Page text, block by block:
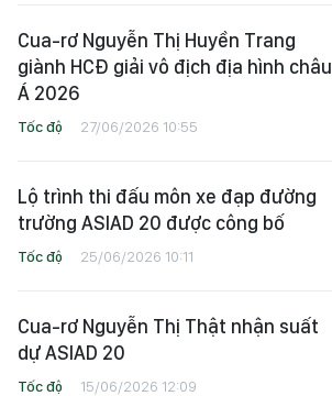
Cua-rơ Nguyễn Thị Huyền Trang
giành HCĐ giải vô địch địa hình châu
Á 2026
Tốc độ 27/06/2026 10:55
Lộ trình thi đấu môn xe đạp đường
trường ASIAD 20 được công bố
Tốc độ 25/06/2026 10:11
Cua-rơ Nguyễn Thị Thật nhận suất
dự ASIAD 20
Tốc độ 15/06/2026 12:09